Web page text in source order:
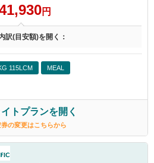
円
訳(目安額)を開く：
115LCM MEAL
トプランを開く
の変更はこちらから